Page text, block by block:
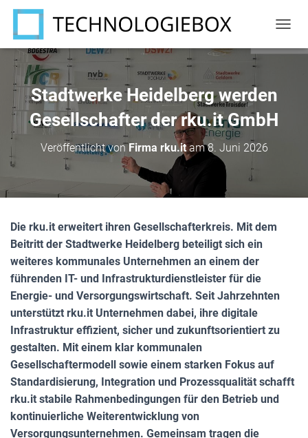
A
Stadtwerke Heidelberg werden
Gesellschafter der rku.it GmbH
Veröffentlicht vonFirma rku.itam8. Juni 2026
Die rku.it erweitert ihren Gesellschafterkreis. Mit dem
Beitritt der Stadtwerke Heidelberg beteiligt sich ein
weiteres kommunales Unternehmen an einem der
führenden IT- und Infrastrukturdienstleister für die
Energie- und Versorgungswirtschaft. Seit Jahrzehnten
unterstützt rku.it Unternehmen dabei, ihre digitale
Infrastruktur effizient, sicher und zukunftsorientiert zu
gestalten. Mit einem klar kommunalen
Gesellschaftermodell sowie einem starken Fokus auf
Standardisierung, Integration und Prozessqualität schafft
rku.it stabile Rahmenbedingungen für den Betrieb und
kontinuierliche Weiterentwicklung von
Versorgungsunternehmen. Gemeinsam tragen die